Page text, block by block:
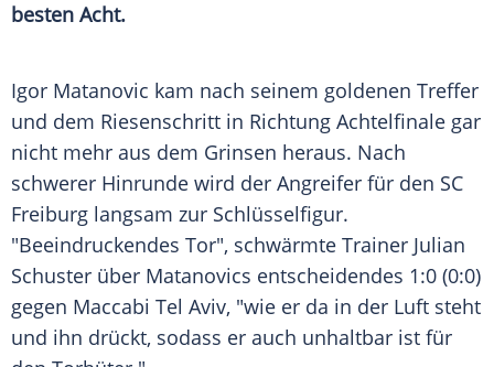
besten Acht.
Igor Matanovic kam nach seinem goldenen Treffer
und dem Riesenschritt in Richtung Achtelfinale gar
nicht mehr aus dem Grinsen heraus. Nach
schwerer Hinrunde wird der Angreifer für den SC
Freiburg langsam zur Schlüsselfigur.
"Beeindruckendes Tor", schwärmte Trainer Julian
Schuster über Matanovics entscheidendes 1:0 (0:0)
gegen Maccabi Tel Aviv, "wie er da in der Luft steht
und ihn drückt, sodass er auch unhaltbar ist für